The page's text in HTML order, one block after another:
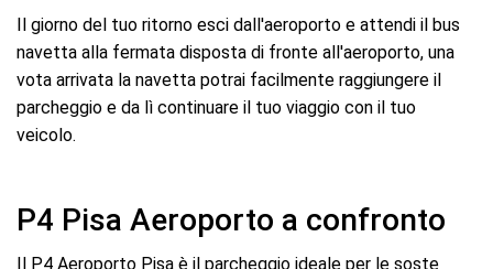
Il giorno del tuo ritorno esci dall'aeroporto e attendi il bus
navetta alla fermata disposta di fronte all'aeroporto, una
vota arrivata la navetta potrai facilmente raggiungere il
parcheggio e da lì continuare il tuo viaggio con il tuo
veicolo.
P4 Pisa Aeroporto a confronto
Il P4 Aeroporto Pisa è il parcheggio ideale per le soste